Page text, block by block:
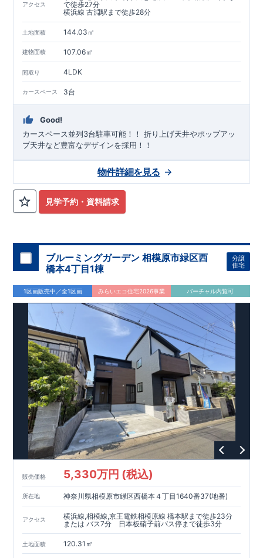
アクセス
で徒歩27分
横浜線 古淵駅まで徒歩28分
土地面積 144.03㎡
建物面積 107.06㎡
間取り 4LDK
カースペース 3台
Good!
カースペース並列3台駐車可能！！ ​折り上げ天井やポップアッ
プ天井など豊富なデザインを採用！！
見学予約・資料請求
物件詳細を見る
ブルーミングガーデン 相模原市緑区西
橋本4丁目1棟
分譲
住宅
1区画販売中／全1区画 みらいエコ住宅2026事業 バーチャル内覧可
販売価格 5,330万円 (税込)
所在地 神奈川県相模原市緑区西橋本４丁目1640番37(地番)
アクセス
横浜線,相模線,京王電鉄相模原線 橋本駅まで徒歩23分
または バス7分 日本板硝子前バス停まで徒歩3分
土地面積 120.31㎡